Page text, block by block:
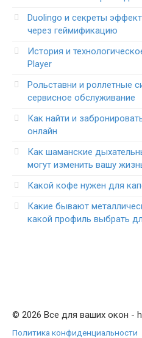
Duolingo и секреты
через геймификацию
История и
Player
Рольставни и роллетные
сервисное обслуживание
Как найти и
онлайн
Как шаманские
могут изменить вашу
Какой кофе нужен для
Какие бывают
какой профиль выбрать
© 2026 Все для ваших окон -
Политика конфиденциальности